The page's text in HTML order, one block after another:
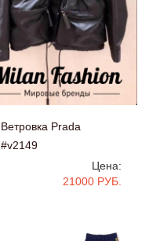
Ветровка Prada
#v2149
Цена:
21000 РУБ.